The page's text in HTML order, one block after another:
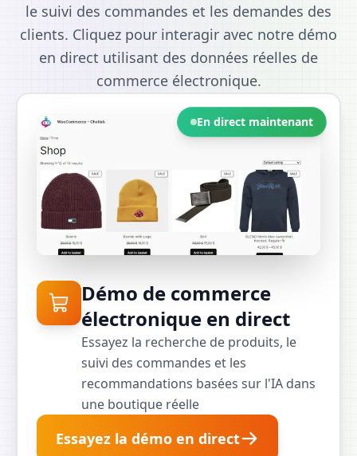
le suivi des commandes et les demandes des
clients. Cliquez pour interagir avec notre démo
en direct utilisant des données réelles de
commerce électronique.
Démo de commerce
électronique en direct
Essayez la recherche de produits, le
suivi des commandes et les
recommandations basées sur l'IA dans
une boutique réelle
Essayez la démo en direct
En direct maintenant